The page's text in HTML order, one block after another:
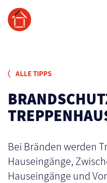
ALLE TIPPS
Bei Bränden werden
Hauseingänge,
Hauseingänge und